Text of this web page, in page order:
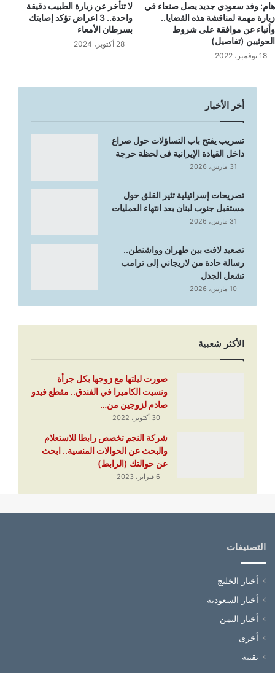
هام: وفد سعودي جديد يصل صنعاء في
زيارة مهمة لمناقشة هذه القضايا..
وأنباء عن موافقة على شروط
الحوثيين (تفاصيل)
18 نوفمبر، 2022
لا تتأخر عن زيارة الطبيب دقيقة
واحدة.. 3 اعراض تؤكد إصابتك
بسرطان الأمعاء
28 أكتوبر، 2024
أخر الأخبار
تسريب يفتح باب التساؤلات حول صراع
داخل القيادة الإيرانية في لحظة حرجة
31 مارس، 2026
تصريحات إسرائيلية تثير القلق حول
مستقبل جنوب لبنان بعد انتهاء العمليات
31 مارس، 2026
تصعيد لافت بين طهران وواشنطن..
رسالة حادة من لاريجاني إلى ترامب
تشعل الجدل
10 مارس، 2026
الأكثر شعبية
صورت ليلتها مع زوجها بكل جرأة
ونسيت الكاميرا في الفندق.. مقطع فيدو
صادم لزوجين من…
30 أكتوبر، 2022
شركة النجم تخصص رابطا للاستعلام
والبحث عن الحوالات المنسية.. ابحث
عن حوالتك (الرابط)
6 فبراير، 2023
التصنيفات
أخبار الخليج
أخبار السعودية
أخبار اليمن
أخرى
تقنية